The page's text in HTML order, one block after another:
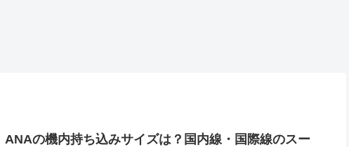
ANAの機内持ち込みサイズは？国内線・国際線のスー